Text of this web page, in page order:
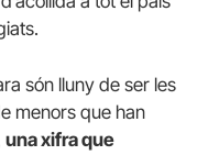
són lluny de ser les
menors que han
una xifra que